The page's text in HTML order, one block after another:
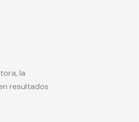
la
resultados